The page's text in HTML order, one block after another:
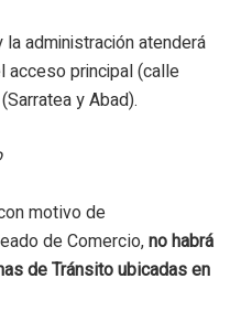
administración atenderá
acceso principal (calle
y Abad).
motivo de
de Comercio, no habrá
de Tránsito ubicadas en